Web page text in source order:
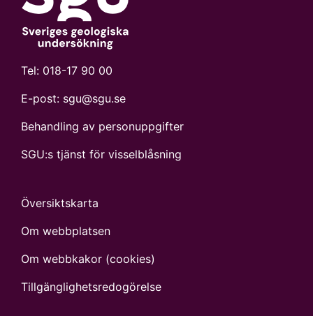
Tel: 018-17 90 00
E-post: sgu@sgu.se
Behandling av personuppgifter
SGU:s tjänst för visselblåsning
Översiktskarta
Om webbplatsen
Om webbkakor (cookies)
Tillgänglighets­redogörelse